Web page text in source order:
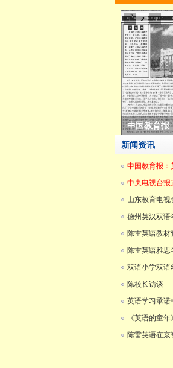
市领导来我
1 2 3
新闻资讯
中国教育报：
中央电视台报
山东教育电
德州英汉双
陈雷英语教材
陈雷英语雅
双语小学双语
陈校长访谈
英语学习承
《英语的童
陈雷英语在